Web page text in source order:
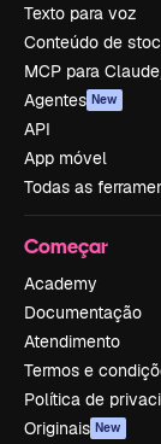
Texto para voz
Conteúdo de
MCP para
Agentes New
API
App móvel
Todas as
Começar
Academy
Documentação
Atendimento
Termos e
Política de
Originais New